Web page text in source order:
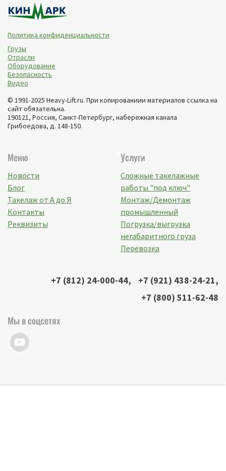
Политика конфиденциальности
Грузы
Отрасли
Оборудование
Безопасность
Видео
© 1991-2025 Heavy-Lift.ru. При копированиии материалов ссылка на
сайт обязательна.
190121, Россия, Санкт-Петербург, набережная канала
Грибоедова, д. 148-150.
Меню
Новости
Блог
Такелаж от А до Я
Контакты
Реквизиты
Услуги
Сложные такелажные
работы "под ключ"
Монтаж/Демонтаж
промышленный
Погрузка/выгрузка
негабаритного груза
Перевозка
+7 (812) 24-000-44, +7 (921) 438-24-21,
+7 (800) 511-62-48
Мы в соцсетях